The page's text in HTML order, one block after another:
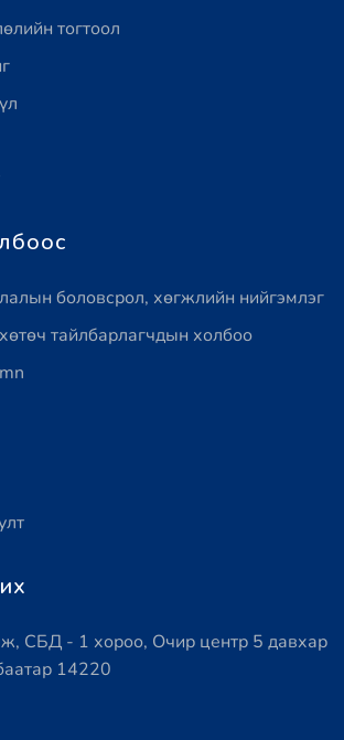
тогтоол
боловсрол, хөгжлийн нийгэмлэг
тайлбарлагчдын холбоо
СБД - 1 хороо, Очир центр 5 давхар
14220